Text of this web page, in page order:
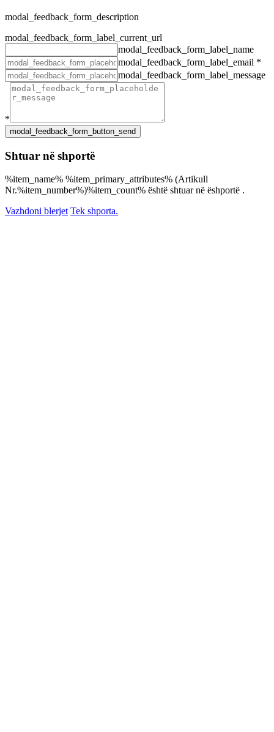
modal_feedback_form_description
modal_feedback_form_label_current_url
modal_feedback_form_label_name
modal_feedback_form_label_email *
modal_feedback_form_label_message
*
Shtuar në shportë
%item_name% %item_primary_attributes% (Artikull
Nr.%item_number%)%item_count% është shtuar në ëshportë .
Vazhdoni blerjet Tek shporta.